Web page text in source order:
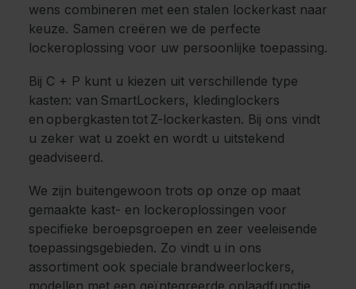
wens combineren met een stalen lockerkast naar
keuze. Samen creëren we de perfecte
lockeroplossing voor uw persoonlijke toepassing.
Bij C + P kunt u kiezen uit verschillende type
kasten: van SmartLockers, kledinglockers
en opbergkasten tot Z-lockerkasten. Bij ons vindt
u zeker wat u zoekt en wordt u uitstekend
geadviseerd.
We zijn buitengewoon trots op onze op maat
gemaakte kast- en lockeroplossingen voor
specifieke beroepsgroepen en zeer veeleisende
toepassingsgebieden. Zo vindt u in ons
assortiment ook speciale brandweerlockers,